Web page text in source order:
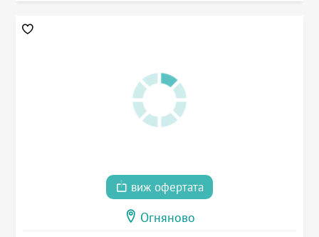
виж офертата
Огняново